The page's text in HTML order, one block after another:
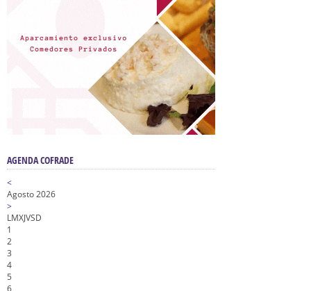
AGENDA COFRADE
<
Agosto 2026
>
LMXJVSD
1
2
3
4
5
6